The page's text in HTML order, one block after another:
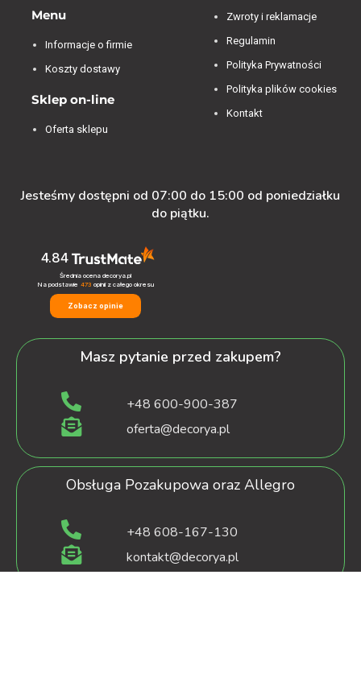
Menu
Informacje o firmie
Koszty dostawy
Sklep on-line
Oferta sklepu
Zwroty i reklamacje
Regulamin
Polityka Prywatności
Polityka plików cookies
Kontakt
Jesteśmy dostępni od 07:00 do 15:00 od poniedziałku
do piątku.
4.84
Średnia ocena decorya.pl
Na podstawie 473 opinii z całego okresu
Zobacz opinie
Masz pytanie przed zakupem?
+48 600-900-387
oferta@decorya.pl
Obsługa Pozakupowa oraz Allegro
+48 608-167-130
kontakt@decorya.pl